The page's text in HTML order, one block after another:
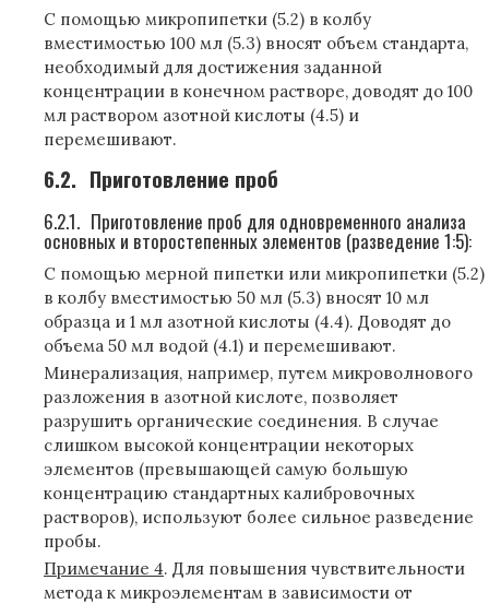
С помощью микропипетки (5.2) в колбу
вместимостью 100 мл (5.3) вносят объем стандарта,
необходимый для достижения заданной
концентрации в конечном растворе, доводят до 100
мл раствором азотной кислоты (4.5) и
перемешивают.
6.2. Приготовление проб
6.2.1. Приготовление проб для одновременного анализа
основных и второстепенных элементов (разведение 1:5):
С помощью мерной пипетки или микропипетки (5.2)
в колбу вместимостью 50 мл (5.3) вносят 10 мл
образца и 1 мл азотной кислоты (4.4). Доводят до
объема 50 мл водой (4.1) и перемешивают.
Минерализация, например, путем микроволнового
разложения в азотной кислоте, позволяет
разрушить органические соединения. В случае
слишком высокой концентрации некоторых
элементов (превышающей самую большую
концентрацию стандартных калибровочных
растворов), используют более сильное разведение
пробы.
Примечание 4. Для повышения чувствительности
метода к микроэлементам в зависимости от